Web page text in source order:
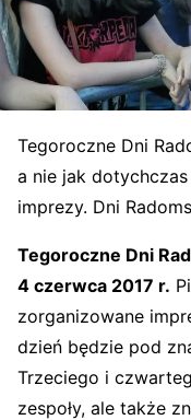
Tegoroczne Dni
a nie jak
imprezy. Dni
Tegoroczne Dni
4 czerwca 2017 r.
zorganizowane
dzień będzie pod
Trzeciego i
zespoły, ale także